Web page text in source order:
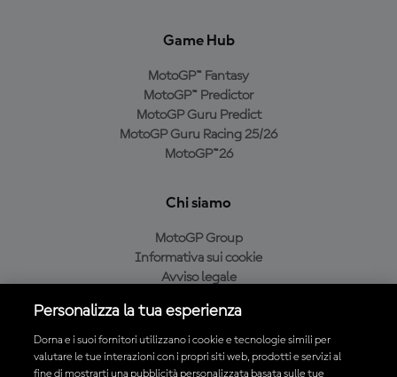
Game Hub
MotoGP™ Fantasy
MotoGP™ Predictor
MotoGP Guru Predict
MotoGP Guru Racing 25/26
MotoGP™26
Chi siamo
MotoGP Group
Informativa sui cookie
Avviso legale
Condizioni di acquisto
Personalizza la tua esperienza
Dorna e i suoi fornitori utilizzano i cookie e tecnologie simili per
valutare le tue interazioni con i propri siti web, prodotti e servizi al
fine di mostrarti una pubblicità personalizzata basata sulle tue